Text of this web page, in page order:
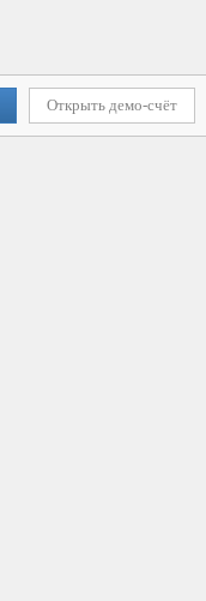
Открыть демо-счёт